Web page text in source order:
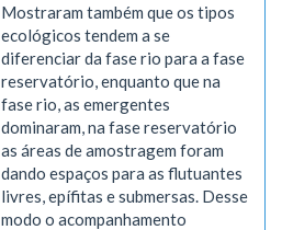
Mostraram também que os tipos
ecológicos tendem a se
diferenciar da fase rio para a fase
reservatório, enquanto que na
fase rio, as emergentes
dominaram, na fase reservatório
as áreas de amostragem foram
dando espaços para as flutuantes
livres, epífitas e submersas. Desse
modo o acompanhamento